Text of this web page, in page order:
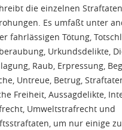
die einzelnen
Es umfaßt unter
fahrlässigen Tötung,
Urkundsdelikte,
Raub, Erpressung,
Untreue, Betrug,
Freiheit, Aussagdelikte,
Umweltstrafrecht und
um nur einige